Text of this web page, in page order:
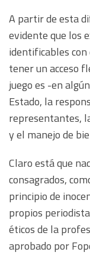
A partir de esta
evidente que los
identificables
tener un acceso
juego es -en
Estado, la
representantes,
y el manejo de
Claro está que
consagrados,
principio de
propios
éticos de la
aprobado por